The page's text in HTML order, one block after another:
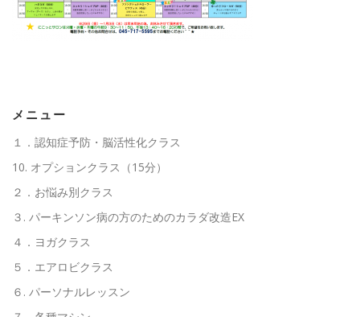
よくある質問(FAQ) アクセス・お問合せ
パーキンソン病関連記事 認知症予防・脳トレ関連記事
メニュー
１．認知症予防・脳活性化クラス
10. オプションクラス（15分）
２．お悩み別クラス
３. パーキンソン病の方のためのカラダ改造EX
４．ヨガクラス
５．エアロビクラス
６. パーソナルレッスン